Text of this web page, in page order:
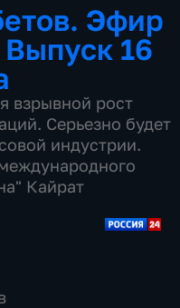
Эфир
Выпуск 16
взрывной рост
Серьезно будет
индустрии.
Кайрат